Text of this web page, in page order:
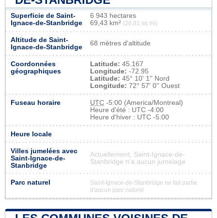
Superficie de Saint-
Ignace-de-Stanbridge
6 943 hectares
69,43 km² (26,81 sq mi)
Altitude de Saint-
Ignace-de-Stanbridge
68 mètres d'altitude
Coordonnées
géographiques
Latitude: 45.167
Longitude: -72.95
Latitude: 45° 10' 1'' Nord
Longitude: 72° 57' 0'' Ouest
Fuseau horaire UTC -5:00 (America/Montreal)
Heure d'été : UTC -4:00
Heure d'hiver : UTC -5:00
Heure locale
Villes jumelées avec
Saint-Ignace-de-
Stanbridge
Actuellement, Saint-Ignace-de-
Stanbridge n'a aucun jumelage
Parc naturel
Saint-Ignace-de-Stanbridge ne fait partie
d'aucun parc naturel